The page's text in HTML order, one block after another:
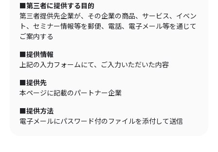
■第三者に提供する目的
第三者提供先企業が、その企業の商品、サービス、イベン
ト、セミナー情報等を郵便、電話、電子メール等を通じて
ご案内する
■提供情報
上記の入力フォームにて、ご入力いただいた内容
■提供先
本ページに記載のパートナー企業
■提供方法
電子メールにパスワード付のファイルを添付して送信